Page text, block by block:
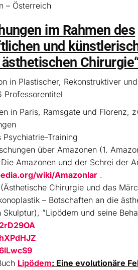
– Österreich
im Rahmen des
und
in Plastischer, Rekonstruktiver
Professorentitel
in Paris, Ramsgate und Florenz,
Psychiatrie-Training
über Amazonen (1.
Amazonen und der Schrei der
wiki/Amazonlar .
Chirurgie und das
– Botschaften an die
”Lipödem und seine
Lipödem: Eine evolutionäre